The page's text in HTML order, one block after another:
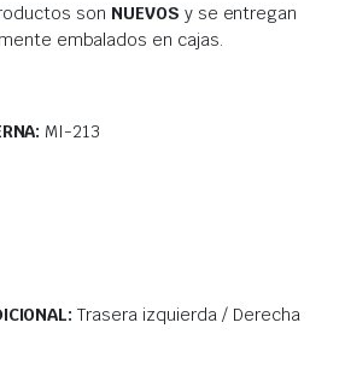
son NUEVOS y se entregan
embalados en cajas.
MI-213
Trasera izquierda / Derecha